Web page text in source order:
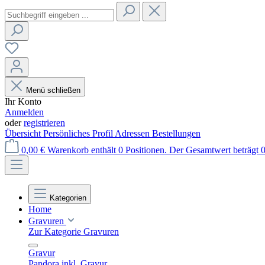
Menü schließen
Ihr Konto
Anmelden
oderregistrieren
ÜbersichtPersönliches ProfilAdressen Bestellungen
0,00 € Warenkorb enthält 0 Positionen. Der Gesamtwert beträgt
Kategorien
Home
Gravuren
Zur Kategorie Gravuren
Gravur